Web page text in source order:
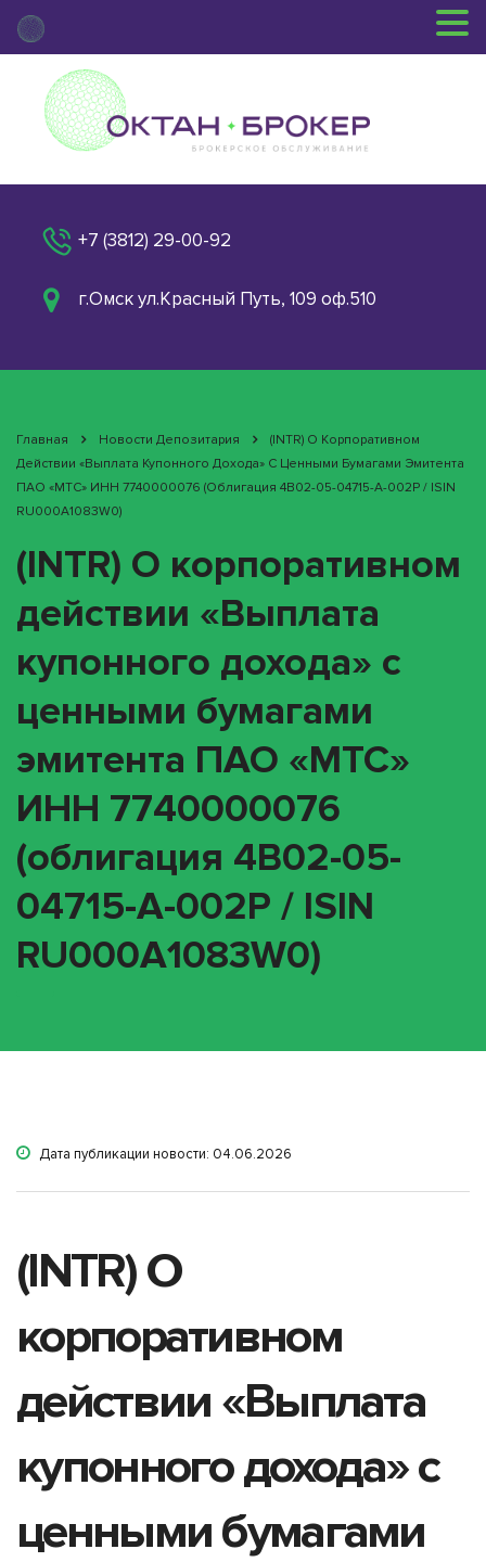
+7 (3812) 29-00-92
г.Омск ул.Красный Путь, 109 оф.510
Главная Новости Депозитария
(INTR) О Корпоративном
Действии «Выплата Купонного Дохода» С Ценными Бумагами Эмитента
ПАО «МТС» ИНН 7740000076 (облигация 4B02-05-04715-A-002P / ISIN
RU000A1083W0)
(INTR) О корпоративном
действии «Выплата
купонного дохода» с
ценными бумагами
эмитента ПАО «МТС»
ИНН 7740000076
(облигация 4B02-05-
04715-A-002P / ISIN
RU000A1083W0)
Дата публикации новости: 04.06.2026
(INTR) О
корпоративном
действии «Выплата
купонного дохода» с
ценными бумагами